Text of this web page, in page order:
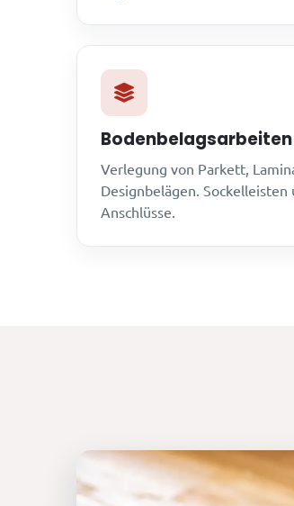
Bodenbelagsarbeiten
Verlegung von Parkett,
Designbelägen. Sockelleisten
Anschlüsse.